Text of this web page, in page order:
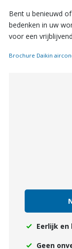
Bent u benieuwd
bedenken in uw
voor een
Brochure Daikin
Eerlijk en
Geen